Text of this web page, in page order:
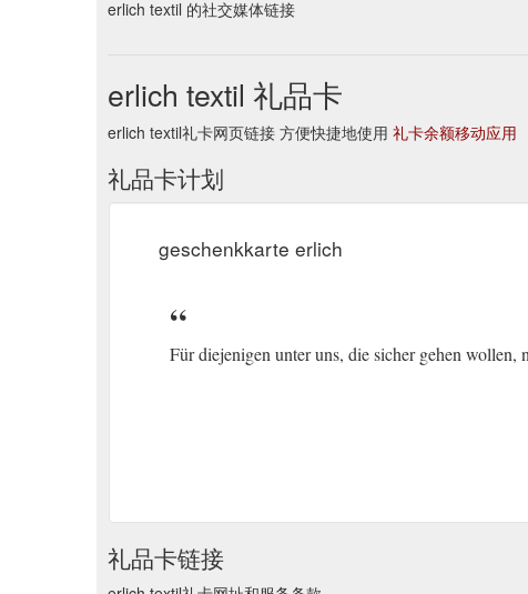
erlich textil 的社交媒体链接
erlich textil 礼品卡
erlich textil礼卡网页链接 方便快捷地使用 礼卡余额移动应用
礼品卡计划
geschenkkarte erlich
Für diejenigen unter uns, die sicher gehen wollen,
礼品卡链接